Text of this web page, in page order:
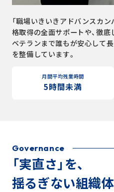
「職場いきいきアドバンスカ
格取得の全面サポートや、徹底
ベテランまで誰もが安心して
を整備しています。
月間平均残業時間
5時間未満
Governance
「実直さ」を、
揺るぎない組織